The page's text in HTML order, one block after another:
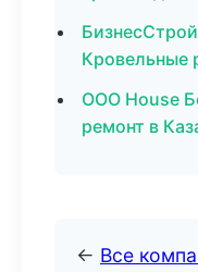
Кровельные
ООО House
ремонт в
← Все